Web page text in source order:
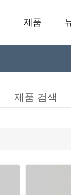
제품
제품 검색